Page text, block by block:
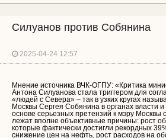
Силуанов против Собянина
2025-04-24 12:57
Мнение источника ВЧК-ОГПУ: «Критика
Антона Силуанова стала триггером для
«людей с Севера» – так в узких кругах
Москвы Сергея Собянина в органах власти и
основе серьезных претензий к мэру
лежат вполне объективные причины: рост
которые фактически достигли рекордных
снижение цен на нефть, рост расходов на